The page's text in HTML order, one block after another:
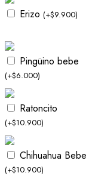
Erizo (+$9.900)
Pingüino bebe
(+$6.000)
Ratoncito
(+$10.900)
Chihuahua Bebe
(+$10.900)